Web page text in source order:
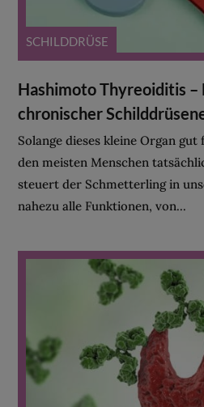
SCHILDDRÜSE
Hashimoto Thyreoiditis –
chronischer
Solange dieses kleine Organ
den meisten Menschen
steuert der Schmetterling in
nahezu alle Funktionen, von...